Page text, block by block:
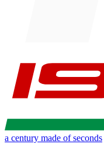
a century made of seconds